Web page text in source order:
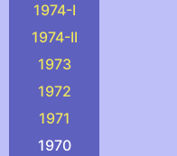
1974-I
1974-II
1973
1972
1971
1970